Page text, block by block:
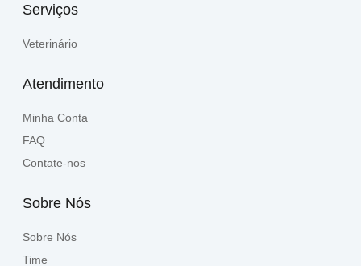
Serviços
Veterinário
Atendimento
Minha Conta
FAQ
Contate-nos
Sobre Nós
Sobre Nós
Time